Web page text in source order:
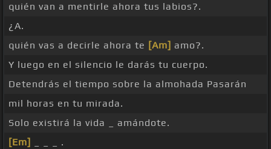
quién van a mentirle ahora tus labios?.
¿A.
quién vas a decirle ahora te [Am] amo?.
Y luego en el silencio le darás tu cuerpo.
Detendrás el tiempo sobre la almohada Pasarán
mil horas en tu mirada.
Solo existirá la vida _ amándote.
[Em]
_ _ _ .